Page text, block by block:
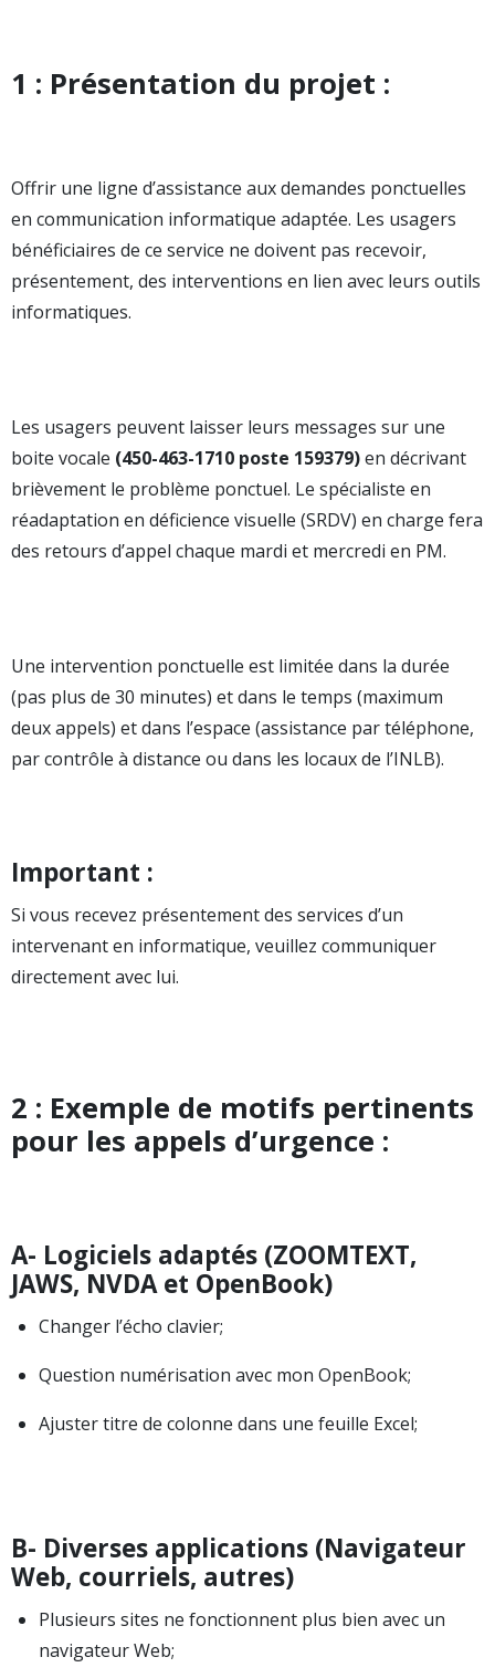
1 : Présentation du projet :
Offrir une ligne d’assistance aux demandes ponctuelles
en communication informatique adaptée. Les usagers
bénéficiaires de ce service ne doivent pas recevoir,
présentement, des interventions en lien avec leurs outils
informatiques.
Les usagers peuvent laisser leurs messages sur une
boite vocale (450-463-1710 poste 159379)en décrivant
brièvement le problème ponctuel. Le spécialiste en
réadaptation en déficience visuelle (SRDV) en charge fera
des retours d’appel chaque mardi et mercredi en PM.
Une intervention ponctuelle est limitée dans la durée
(pas plus de 30 minutes) et dans le temps (maximum
deux appels) et dans l’espace (assistance par téléphone,
par contrôle à distance ou dans les locaux de l’INLB).
Important :
Si vous recevez présentement des services d’un
intervenant en informatique, veuillez communiquer
directement avec lui.
2 : Exemple de motifs pertinents
pour les appels d’urgence :
A- Logiciels adaptés (ZOOMTEXT,
JAWS, NVDA et OpenBook)
Changer l’écho clavier;
Question numérisation avec mon OpenBook;
Ajuster titre de colonne dans une feuille Excel;
B- Diverses applications (Navigateur
Web, courriels, autres)
Plusieurs sites ne fonctionnent plus bien avec un
navigateur Web;